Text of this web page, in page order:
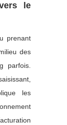
le
prenant
des
parfois.
les